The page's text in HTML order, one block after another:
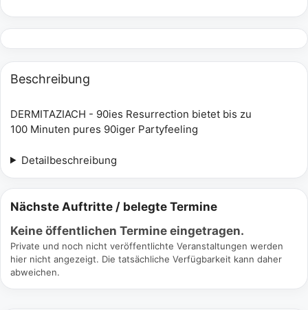
Beschreibung
DERMITAZIACH - 90ies Resurrection bietet bis zu
100 Minuten pures 90iger Partyfeeling
Detailbeschreibung
Nächste Auftritte / belegte Termine
Keine öffentlichen Termine eingetragen.
Private und noch nicht veröffentlichte Veranstaltungen werden
hier nicht angezeigt. Die tatsächliche Verfügbarkeit kann daher
abweichen.